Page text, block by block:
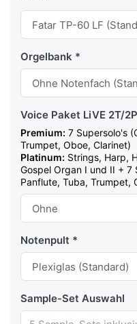
Orgelbank
Voice Paket LiVE 2T/
Premium: 7 Supersolo's
Trumpet, Oboe, Clarinet)
Platinum: Strings, Harp,
Gospel Organ I und II + 7
Panflute, Tuba, Trumpet,
Notenpult
Sample-Set Auswahl